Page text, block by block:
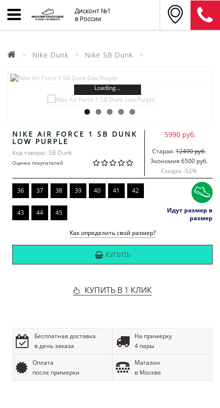
Дисконт №1
в России
Nike Dunk Nike SB Dunk
Loading...
NIKE AIR FORCE 1 SB DUNK
LOW PURPLE
Код товара:: SB Dunk
Оценка покупателей
5990 руб.
Старая:12490 руб.
Экономия 6500 руб.
Скидка -52%
36 37 38 39 40 41 42
43 44 45
Идут размер в
размер
Как определить свой размер?
КУПИТЬ
КУПИТЬ В 1 КЛИК
Бесплатная доставка
в день заказа
На примерку
4 пары
Оплата
после примерки
Магазин
в Москве